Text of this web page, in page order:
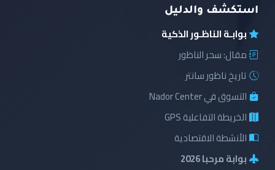
استكشف والدليل
بوابـة الناظـور الذكية
مقال: سحر الناظور
تاريخ ناظور سانتر
التسوق في Nador Center
الخريطة التفاعلية GPS
الأنشطة الاقتصادية
بوابة مرحبا 2026